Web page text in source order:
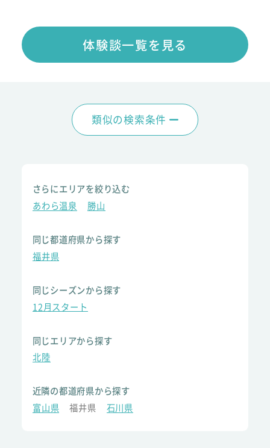
体験談一覧を見る
類似の検索条件
さらにエリアを絞り込む
あわら温泉
勝山
同じ都道府県から探す
福井県
同じシーズンから探す
12月スタート
同じエリアから探す
北陸
近隣の都道府県から探す
富山県
福井県 石川県